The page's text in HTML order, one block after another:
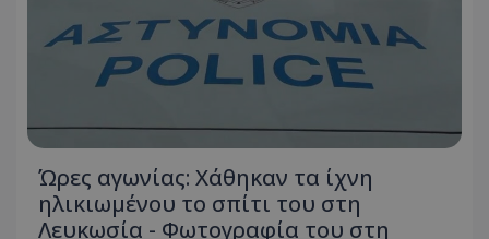
Ώρες αγωνίας: Χάθηκαν τα ίχνη
ηλικιωμένου το σπίτι του στη
Λευκωσία - Φωτογραφία του στη